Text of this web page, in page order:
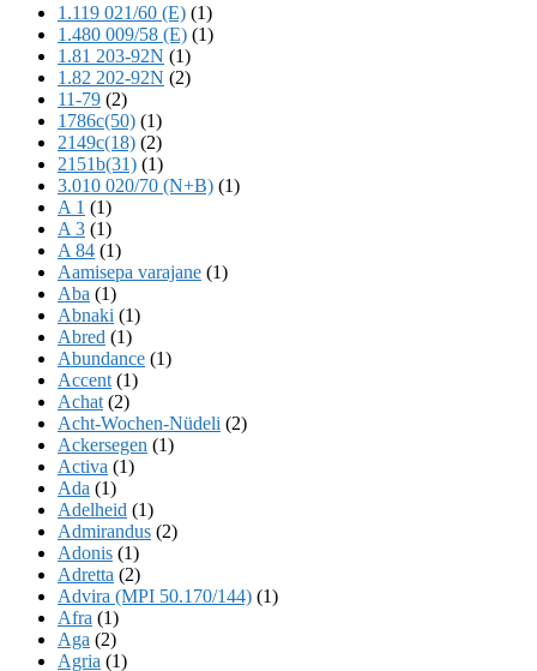
1.119 021/60 (E) (1)
1.480 009/58 (E) (1)
1.81 203-92N (1)
1.82 202-92N (2)
11-79 (2)
1786c(50) (1)
2149c(18) (2)
2151b(31) (1)
3.010 020/70 (N+B) (1)
A 1 (1)
A 3 (1)
A 84 (1)
Aamisepa varajane (1)
Aba (1)
Abnaki (1)
Abred (1)
Abundance (1)
Accent (1)
Achat (2)
Acht-Wochen-Nüdeli (2)
Ackersegen (1)
Activa (1)
Ada (1)
Adelheid (1)
Admirandus (2)
Adonis (1)
Adretta (2)
Advira (MPI 50.170/144) (1)
Afra (1)
Aga (2)
Agria (1)